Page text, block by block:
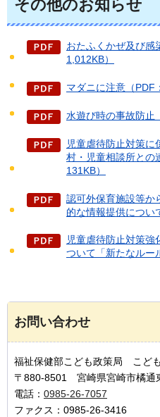
その他のお知らせ
おたふくかぜ及び感
1,012KB）
マダニに注意（PDF
水遊び時の事故防止
児童虐待防止対策に
村・児童相談所との
131KB）
認可外保育施設等か
的な情報提供につい
児童虐待防止対策強
ついて「新たなルー
お問い合わせ
福祉保健部こども政策局 こど
〒880-8501 宮崎県宮崎市橘通
電話： 0985-26-7057
ファクス：0985-26-3416